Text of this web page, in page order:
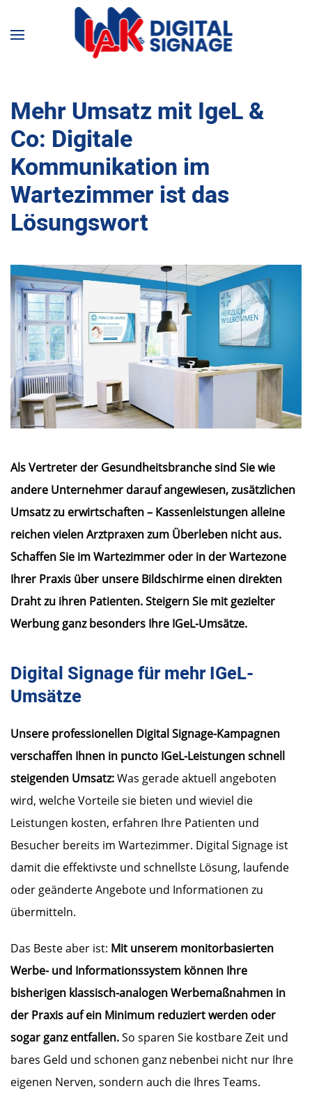
Mehr Umsatz mit IgeL &
Co: Digitale
Kommunikation im
Wartezimmer ist das
Lösungswort
Als Vertreter der Gesundheitsbranche sind Sie wie
andere Unternehmer darauf angewiesen, zusätzlichen
Umsatz zu erwirtschaften – Kassenleistungen alleine
reichen vielen Arztpraxen zum Überleben nicht aus.
Schaffen Sie im Wartezimmer oder in der Wartezone
Ihrer Praxis über unsere Bildschirme einen direkten
Draht zu ihren Patienten. Steigern Sie mit gezielter
Werbung ganz besonders Ihre IGeL-Umsätze.
Digital Signage für mehr IGeL-
Umsätze
Unsere professionellen Digital Signage-Kampagnen
verschaffen Ihnen in puncto IGeL-Leistungen schnell
steigenden Umsatz:Was gerade aktuell angeboten
wird, welche Vorteile sie bieten und wieviel die
Leistungen kosten, erfahren Ihre Patienten und
Besucher bereits im Wartezimmer. Digital Signage ist
damit die effektivste und schnellste Lösung, laufende
oder geänderte Angebote und Informationen zu
übermitteln.
Das Beste aber ist: Mit unserem monitorbasierten
Werbe- und Informationssystem können Ihre
bisherigen klassisch-analogen Werbemaßnahmen in
der Praxis auf ein Minimum reduziert werden oder
sogar ganz entfallen.So sparen Sie kostbare Zeit und
bares Geld und schonen ganz nebenbei nicht nur Ihre
eigenen Nerven, sondern auch die Ihres Teams.